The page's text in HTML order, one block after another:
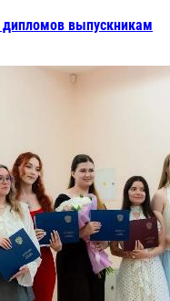
выпускникам